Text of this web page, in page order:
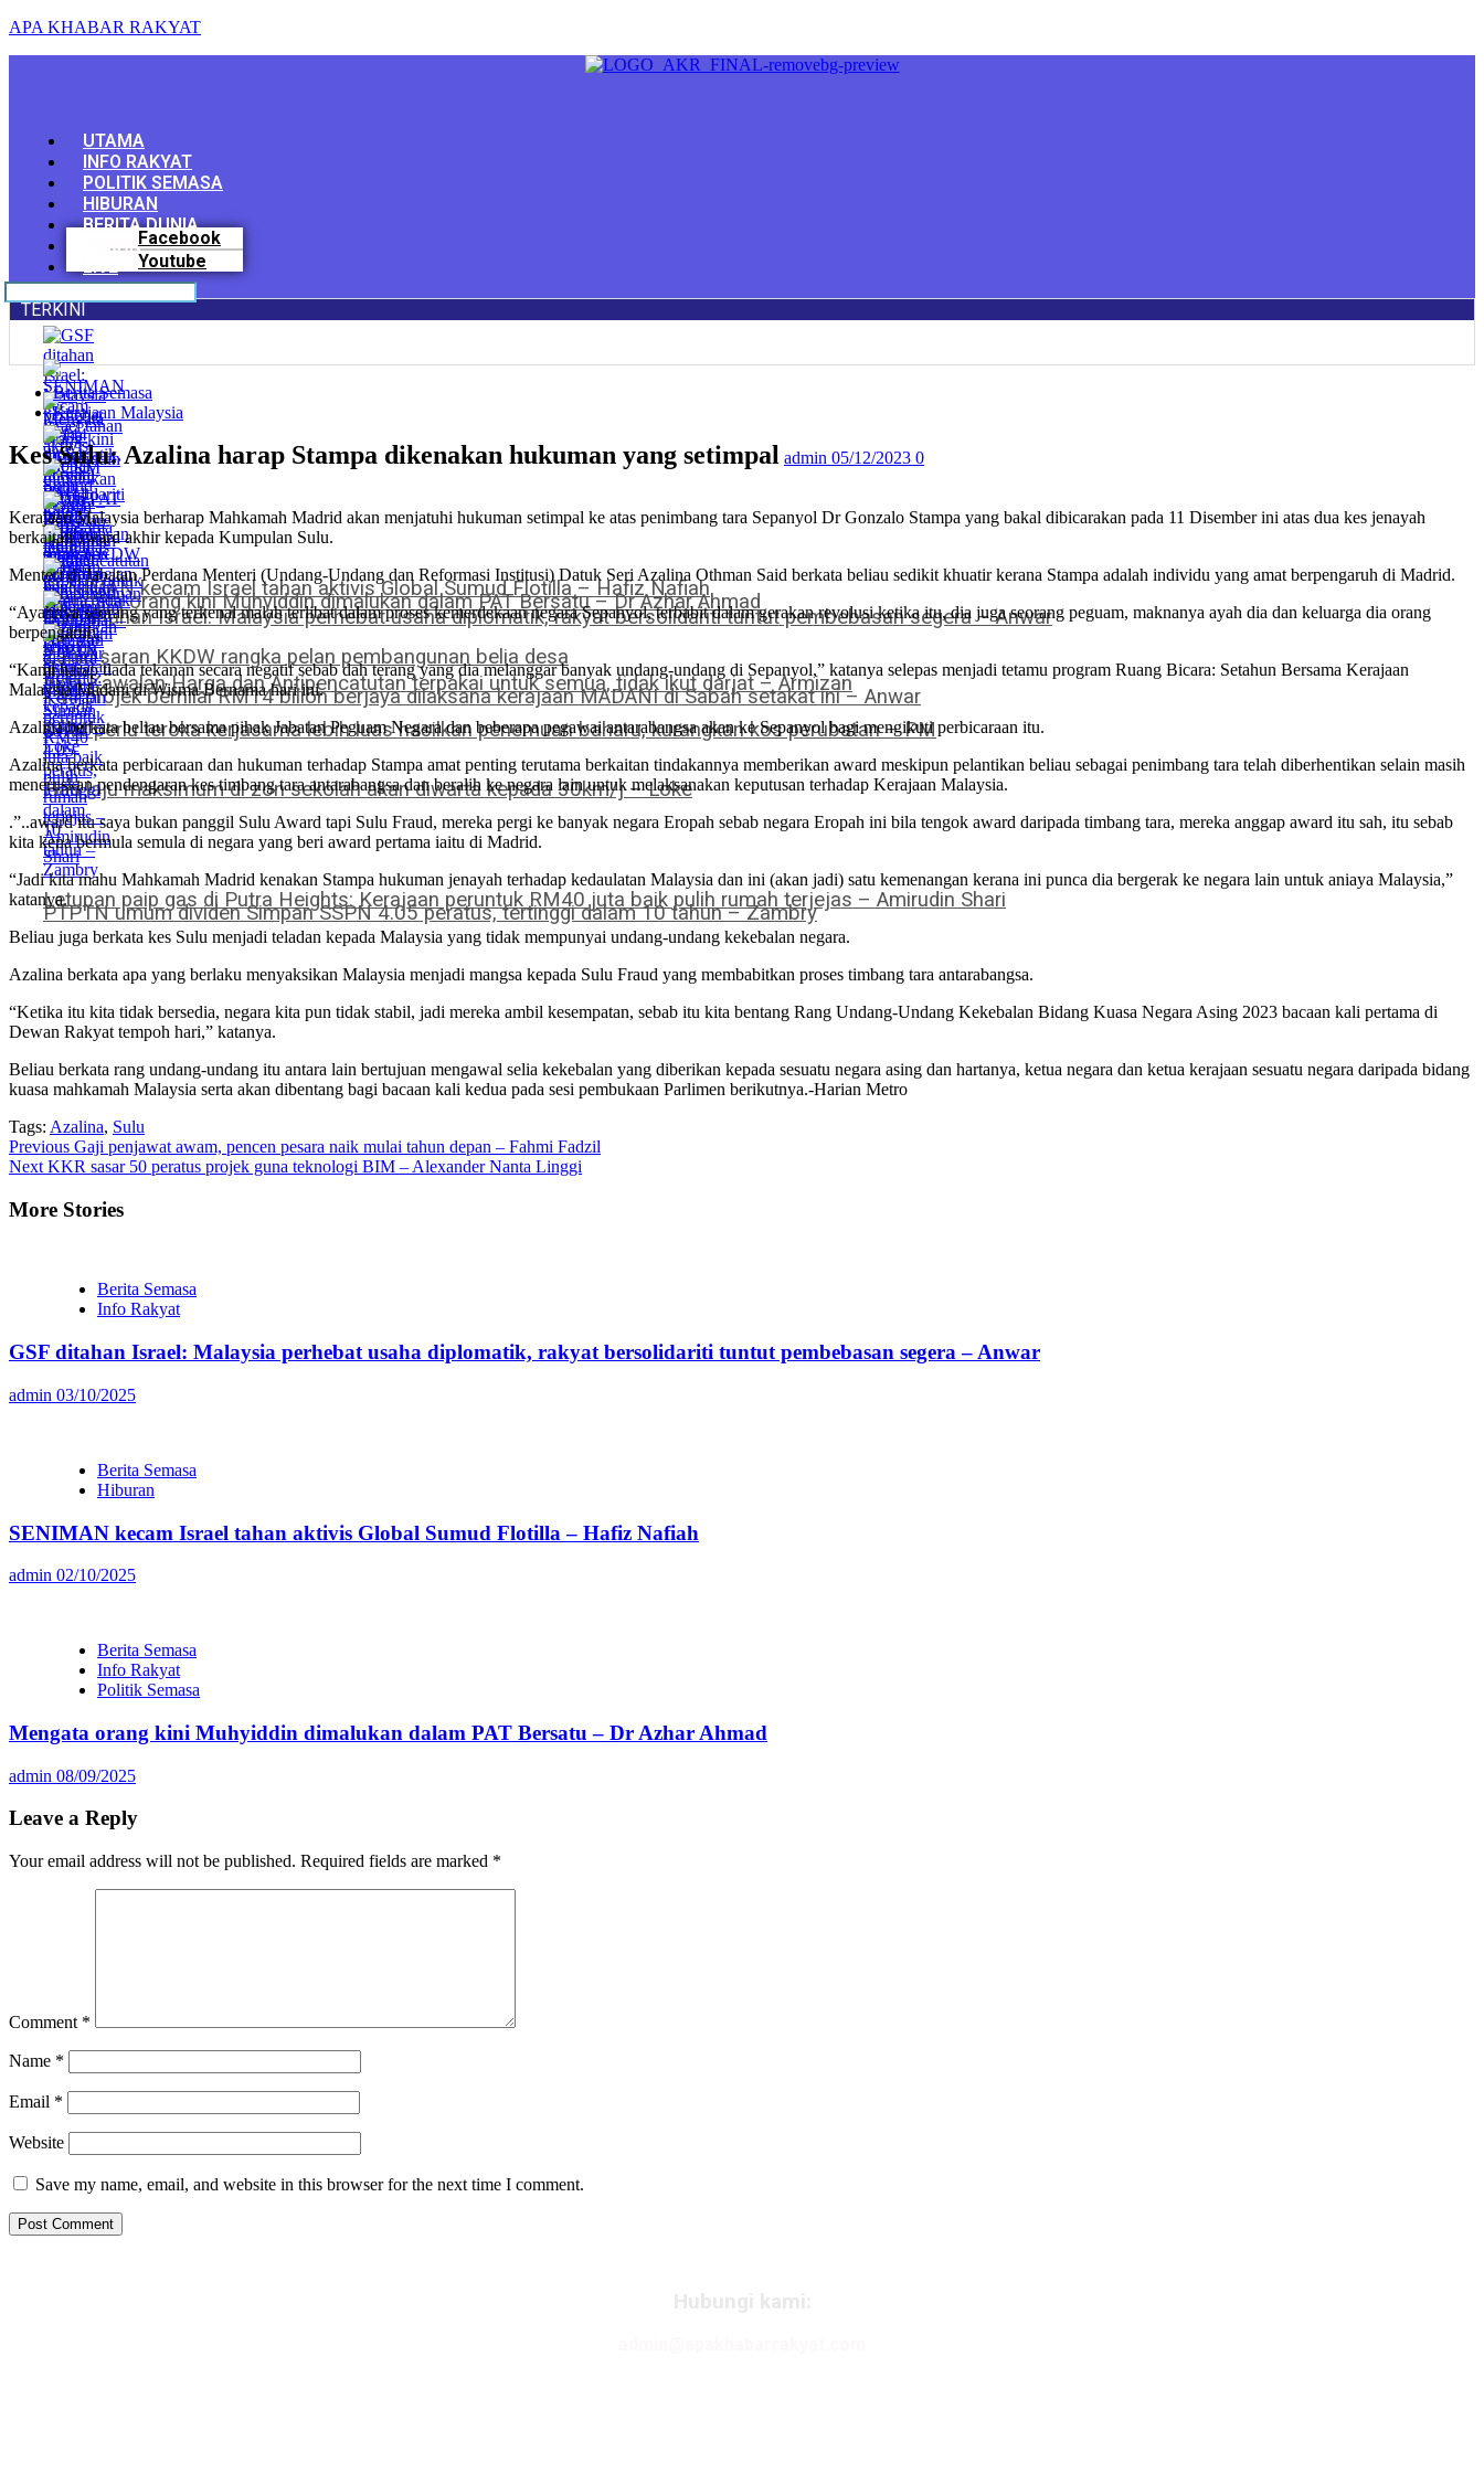
APA KHABAR RAKYAT
Menu
UTAMA
INFO RAKYAT
POLITIK SEMASA
HIBURAN
BERITA DUNIA
SUKAN
LIVE
Facebook
Youtube
TERKINI
GSF ditahan Israel: Malaysia perhebat usaha diplomatik, rakyat bersolidariti tuntut pembebasan segera – Anwar
SENIMAN kecam Israel tahan aktivis Global Sumud Flotilla – Hafiz Nafiah
Mengata orang kini Muhyiddin dimalukan dalam PAT Bersatu – Dr Azhar Ahmad
144 projek bernilai RM14 bilion berjaya dilaksana kerajaan MADANI di Sabah setakat ini – Anwar
CRM perlu teroka kerjasama lebih luas hasilkan penemuan baharu, kurangkan kos perubatan – PM
Akta Kawalan Harga dan Antipencatutan terpakai untuk semua, tidak ikut darjat – Armizan
Zahid saran KKDW rangka pelan pembangunan belia desa
Had laju maksimum di zon sekolah akan diwarta kepada 30km/j – Loke
Letupan paip gas di Putra Heights: Kerajaan peruntuk RM40 juta baik pulih rumah terjejas – Amirudin Shari
PTPTN umum dividen Simpan SSPN 4.05 peratus, tertinggi dalam 10 tahun – Zambry
Berita Semasa
Kerajaan Malaysia
Kes Sulu: Azalina harap Stampa dikenakan hukuman yang setimpal admin 05/12/2023 0
Kerajaan Malaysia berharap Mahkamah Madrid akan menjatuhi hukuman setimpal ke atas penimbang tara Sepanyol Dr Gonzalo Stampa yang bakal dibicarakan pada 11 Disember ini atas dua kes jenayah
berkaitan award akhir kepada Kumpulan Sulu.
Menteri di Jabatan Perdana Menteri (Undang-Undang dan Reformasi Institusi) Datuk Seri Azalina Othman Said berkata beliau sedikit khuatir kerana Stampa adalah individu yang amat berpengaruh di Madrid.
“Ayahnya seorang yang terkenal malah terlibat dalam proses kemerdekaan negara Sepanyol, terbabit dalam gerakan revolusi ketika itu, dia juga seorang peguam, maknanya ayah dia dan keluarga dia orang
berpengaruh.
“Kami harap tiada tekanan secara negatif sebab dah terang yang dia melanggar banyak undang-undang di Sepanyol,” katanya selepas menjadi tetamu program Ruang Bicara: Setahun Bersama Kerajaan
Malaysia Madani di Wisma Bernama hari ini.
Azalina berkata beliau bersama pihak Jabatan Peguam Negara dan beberapa pegawai antarabangsa akan ke Sepanyol bagi mengikuti perbicaraan itu.
Azalina berkata perbicaraan dan hukuman terhadap Stampa amat penting terutama berkaitan tindakannya memberikan award meskipun pelantikan beliau sebagai penimbang tara telah diberhentikan selain masih
meneruskan pendengaran kes timbang tara antarabangsa dan beralih ke negara lain untuk melaksanakan keputusan terhadap Kerajaan Malaysia.
.”..award itu saya bukan panggil Sulu Award tapi Sulu Fraud, mereka pergi ke banyak negara Eropah sebab negara Eropah ini bila tengok award daripada timbang tara, mereka anggap award itu sah, itu sebab
kita kena bermula semula di negara yang beri award pertama iaitu di Madrid.
“Jadi kita mahu Mahkamah Madrid kenakan Stampa hukuman jenayah terhadap kedaulatan Malaysia dan ini (akan jadi) satu kemenangan kerana ini punca dia bergerak ke negara lain untuk aniaya Malaysia,”
katanya.
Beliau juga berkata kes Sulu menjadi teladan kepada Malaysia yang tidak mempunyai undang-undang kekebalan negara.
Azalina berkata apa yang berlaku menyaksikan Malaysia menjadi mangsa kepada Sulu Fraud yang membabitkan proses timbang tara antarabangsa.
“Ketika itu kita tidak bersedia, negara kita pun tidak stabil, jadi mereka ambil kesempatan, sebab itu kita bentang Rang Undang-Undang Kekebalan Bidang Kuasa Negara Asing 2023 bacaan kali pertama di
Dewan Rakyat tempoh hari,” katanya.
Beliau berkata rang undang-undang itu antara lain bertujuan mengawal selia kekebalan yang diberikan kepada sesuatu negara asing dan hartanya, ketua negara dan ketua kerajaan sesuatu negara daripada bidang
kuasa mahkamah Malaysia serta akan dibentang bagi bacaan kali kedua pada sesi pembukaan Parlimen berikutnya.-Harian Metro
Tags: Azalina, Sulu
Continue
Reading
Previous Gaji penjawat awam, pencen pesara naik mulai tahun depan – Fahmi Fadzil
Next KKR sasar 50 peratus projek guna teknologi BIM – Alexander Nanta Linggi
More Stories
Berita Semasa
Info Rakyat
GSF ditahan Israel: Malaysia perhebat usaha diplomatik, rakyat bersolidariti tuntut pembebasan segera – Anwar
admin 03/10/2025
Berita Semasa
Hiburan
SENIMAN kecam Israel tahan aktivis Global Sumud Flotilla – Hafiz Nafiah
admin 02/10/2025
Berita Semasa
Info Rakyat
Politik Semasa
Mengata orang kini Muhyiddin dimalukan dalam PAT Bersatu – Dr Azhar Ahmad
admin 08/09/2025
Leave a Reply
Your email address will not be published. Required fields are marked *
Comment *
Name *
Email *
Website
Save my name, email, and website in this browser for the next time I comment.